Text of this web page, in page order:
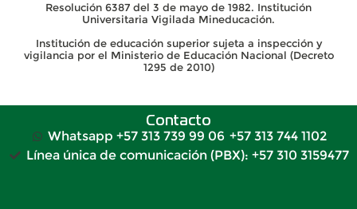
Resolución 6387 del 3 de mayo de 1982. Institución
Universitaria Vigilada Mineducación.
Institución de educación superior sujeta a inspección y
vigilancia por el Ministerio de Educación Nacional (Decreto
1295 de 2010)
Contacto
Whatsapp +57 313 739 99 06 +57 313 744 1102
Línea única de comunicación (PBX): +57 310 3159477